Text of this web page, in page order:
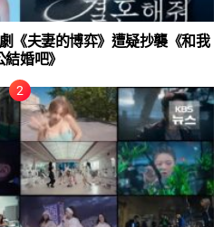
《夫妻的博弈》遭疑抄襲《和我
結婚吧》